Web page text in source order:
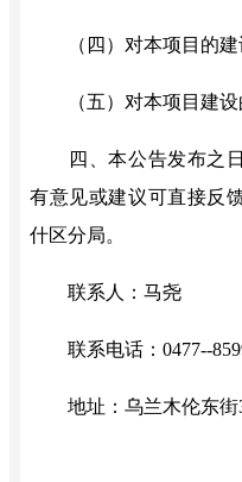
（四）对本项目的
（五）对本项目建
四、本公告发布之
有意见或建议可直接反
什区分局。
联系人 ： 马尧
联系电话： 0477--
地址 ： 乌兰木伦东街